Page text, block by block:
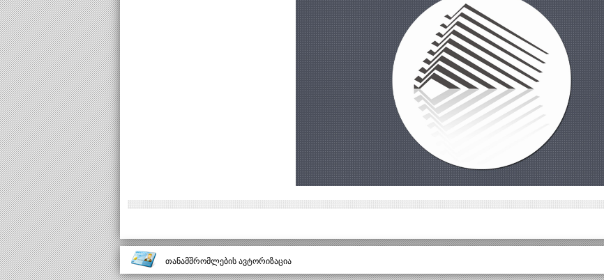
თანამშრომლების ავტორიზაცია